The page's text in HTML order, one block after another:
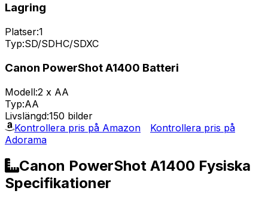
Lagring
Platser:1
Typ:SD/SDHC/SDXC
Canon PowerShot A1400 Batteri
Modell:2 x AA
Typ:AA
Livslängd:150 bilder
Kontrollera pris på Amazon
Kontrollera pris på
Adorama
Canon PowerShot A1400 Fysiska
Specifikationer